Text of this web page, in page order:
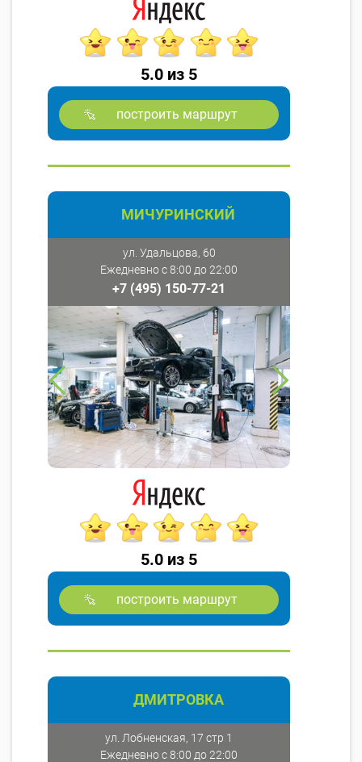
5.0 из 5
построить маршрут
МИЧУРИНСКИЙ
ул. Удальцова, 60
Ежедневно с 8:00 до 22:00
+7 (495) 150-77-21
5.0 из 5
построить маршрут
ДМИТРОВКА
ул. Лобненская, 17 стр 1
Ежедневно с 8:00 до 22:00